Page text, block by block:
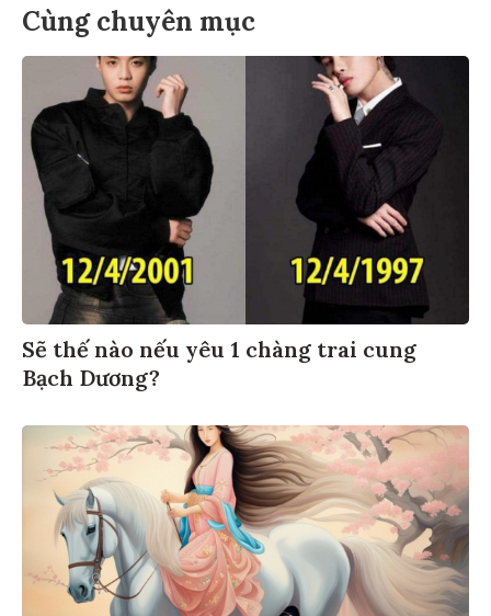
Cùng chuyên mục
Sẽ thế nào nếu yêu 1 chàng trai cung
Bạch Dương?